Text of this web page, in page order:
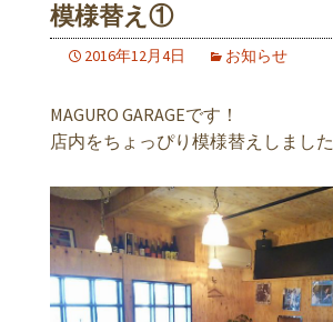
模様替え①
2016年12月4日 お知らせ
MAGURO GARAGEです！
店内をちょっぴり模様替えしました